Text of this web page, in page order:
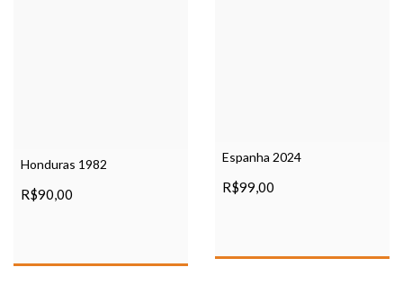
Honduras 1982
R$90,00
Espanha 2024
R$99,00